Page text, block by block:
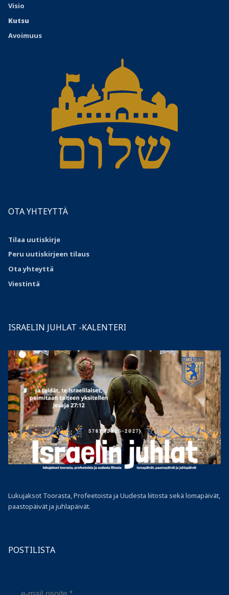
Visio
Kutsu
Avoimuus
OTA YHTEYTTÄ
Tilaa uutiskirje
Peru uutiskirjeen tilaus
Otayhteyttä
Viestintä
ISRAELIN JUHLAT -KALENTERI
Lukujaksot Toorasta, Profeetoista ja Uudesta liitosta sekä lomapäivät,
paastopäivät ja juhlapäivät.
POSTILISTA